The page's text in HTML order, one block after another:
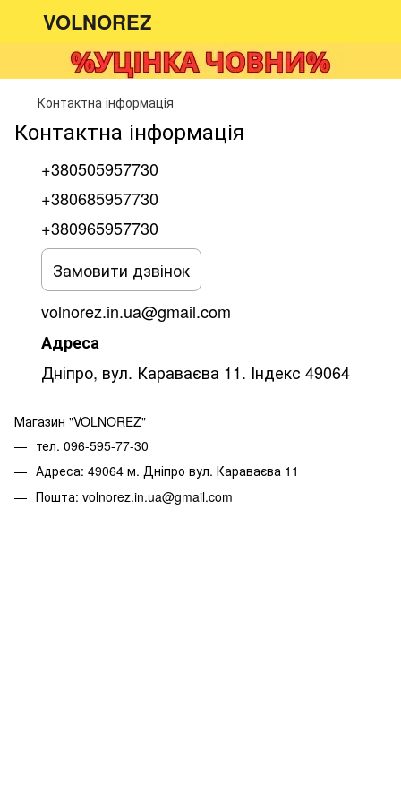
VOLNOREZ
Контактна інформація
Контактна інформація
+380505957730
+380685957730
+380965957730
Замовити дзвінок
volnorez.in.ua@gmail.com
Адреса
Дніпро, вул. Караваєва 11. Індекс 49064
Магазин "VOLNOREZ"
тел. 096-595-77-30
Адреса: 49064 м. Дніпро вул. Караваєва 11
Пошта: volnorez.in.ua@gmail.com